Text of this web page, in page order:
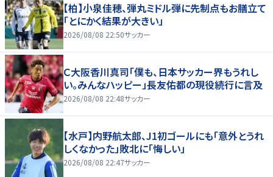
【柏】小泉佳穂、弾丸ミドル弾に先制点もお膳立て
「とにかく結果が大きい」
2026/08/08 22:50サッカー
Ｃ大阪香川真司「僕も、日本サッカー界もうれし
い。みんなハッピー」長友佑都の現役続行に言及
2026/08/08 22:48サッカー
【水戸】内野航太郎、J1初ゴールにも「意外とうれ
しくなかった」敗北に「悔しい」
2026/08/08 22:47サッカー